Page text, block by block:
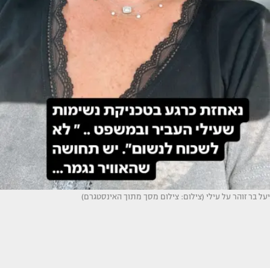
יעל בר זוהר על עילי (צילום: צילום מסך מתוך האינסטגרם)